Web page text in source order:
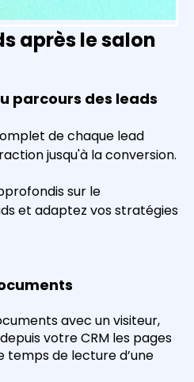
après le salon
parcours des leads
de chaque lead
jusqu'à la conversion.
sur le
et adaptez vos stratégies
avec un visiteur,
votre CRM les pages
temps de lecture d’une